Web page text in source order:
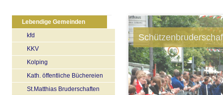
Lebendige Gemeinden
kfd
KKV
Kolping
Kath. öffentliche Büchereien
St.Matthias Bruderschaften